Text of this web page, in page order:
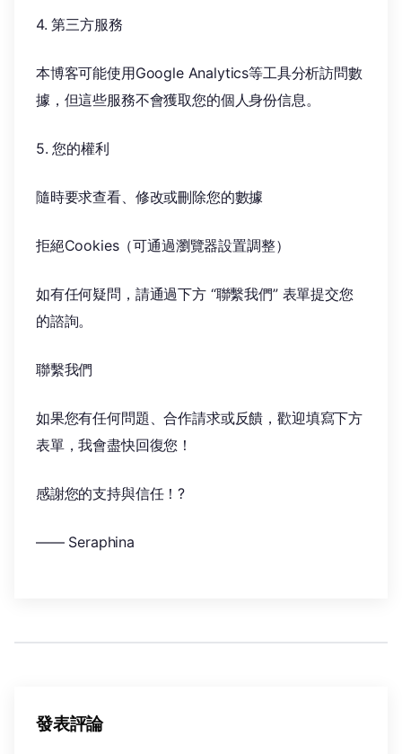
4. 第三方服務
本博客可能使用Google Analytics等工具分析訪問數
據，但這些服務不會獲取您的個人身份信息。
5. 您的權利
隨時要求查看、修改或刪除您的數據
拒絕Cookies（可通過瀏覽器設置調整）
如有任何疑問，請通過下方 “聯繫我們” 表單提交您
的諮詢。
聯繫我們
如果您有任何問題、合作請求或反饋，歡迎填寫下方
表單，我會盡快回復您！
感謝您的支持與信任！?
—— Seraphina
發表評論